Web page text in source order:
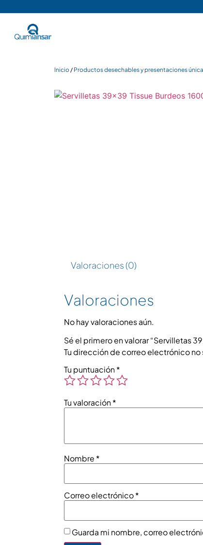
Inicio/ Productos desechables y presentaciones
Valoraciones (0)
Valoraciones
No hay valoraciones aún.
Sé el primero en valorar “Servilletas
Tu dirección de correo electrónico no
Tu puntuación*
Tu valoración*
Nombre *
Correo electrónico*
Guarda mi nombre, correo